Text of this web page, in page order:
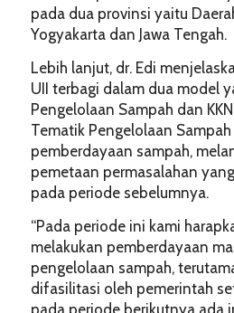
pada dua provinsi yaitu
Yogyakarta dan Jawa Tengah.
Lebih lanjut, dr. Edi
UII terbagi dalam dua model
Pengelolaan Sampah dan KKN
Tematik Pengelolaan
pemberdayaan sampah,
pemetaan permasalahan
pada periode sebelumnya.
“Pada periode ini kami
melakukan pemberdayaan
pengelolaan sampah,
difasilitasi oleh pemerintah